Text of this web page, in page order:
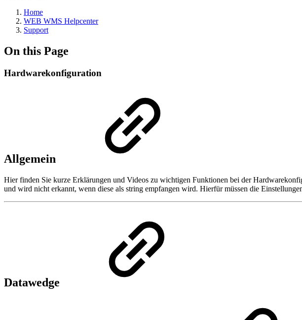
Home
WEB WMS Helpcenter
Support
On this Page
Hardwarekonfiguration
Allgemein
Hier finden Sie kurze Erklärungen und Videos zu wichtigen Funktionen bei der
und wird nicht erkannt, wenn diese als string empfangen wird. Hierfür müssen die
Datawedge